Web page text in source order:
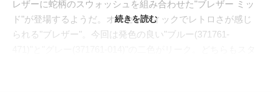
レザーに蛇柄のスウォッシュを組み合わせた"ブレザー ミッ
ド"が登場するようだ。オーセンティックでレトロさが感じ
られる"ブレザー"。今回は発色の良い"ブルー(371761-
続きを読む